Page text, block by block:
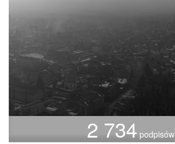
2 734 podpisów